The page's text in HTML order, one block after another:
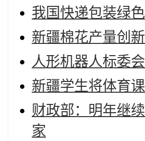
我国快递包装绿
新疆棉花产量创
人形机器人标委
新疆学生将体育
财政部：明年继
家